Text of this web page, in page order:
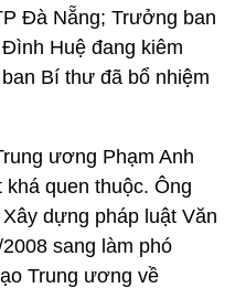
Đà Nẵng; Trưởng ban
Huệ đang kiêm
Bí thư đã bổ nhiệm
ương Phạm Anh
quen thuộc. Ông
dựng pháp luật Văn
sang làm phó
Trung ương về